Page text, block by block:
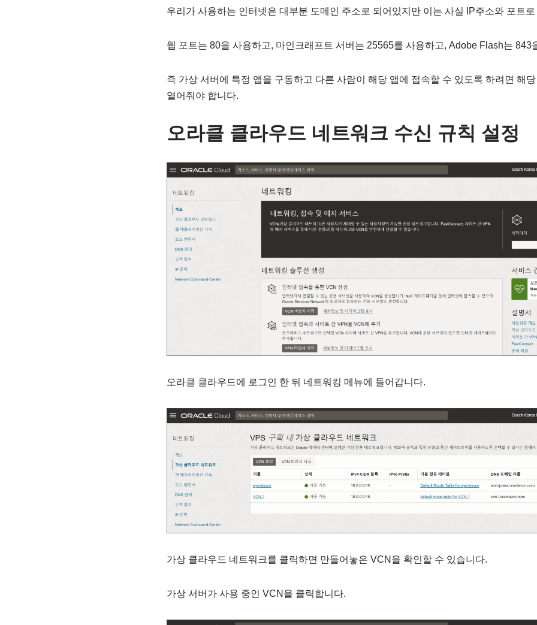
우리가 사용하는 인터넷은 대부분 도메인 주소로 되어있지만 이는 사실 IP주소와 포트
웹 포트는 80을 사용하고, 마인크래프트 서버는 25565를 사용하고, Adobe Flash는 843
즉 가상 서버에 특정 앱을 구동하고 다른 사람이 해당 앱에 접속할 수 있도록 하려면 해
열어줘야 합니다.
오라클 클라우드 네트워크 수신 규칙 설정
오라클 클라우드에 로그인 한 뒤 네트워킹 메뉴에 들어갑니다.
가상 클라우드 네트워크를 클릭하면 만들어놓은 VCN을 확인할 수 있습니다.
가상 서버가 사용 중인 VCN을 클릭합니다.